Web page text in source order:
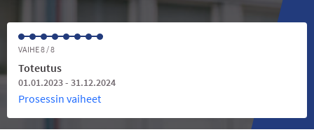
VAIHE 8 / 8
Toteutus
01.01.2023 - 31.12.2024
Prosessin vaiheet